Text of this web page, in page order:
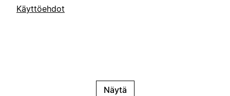
Käyttöehdot
Näytä